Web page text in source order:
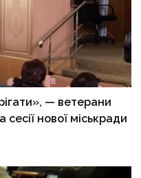
— ветерани
нової міськради